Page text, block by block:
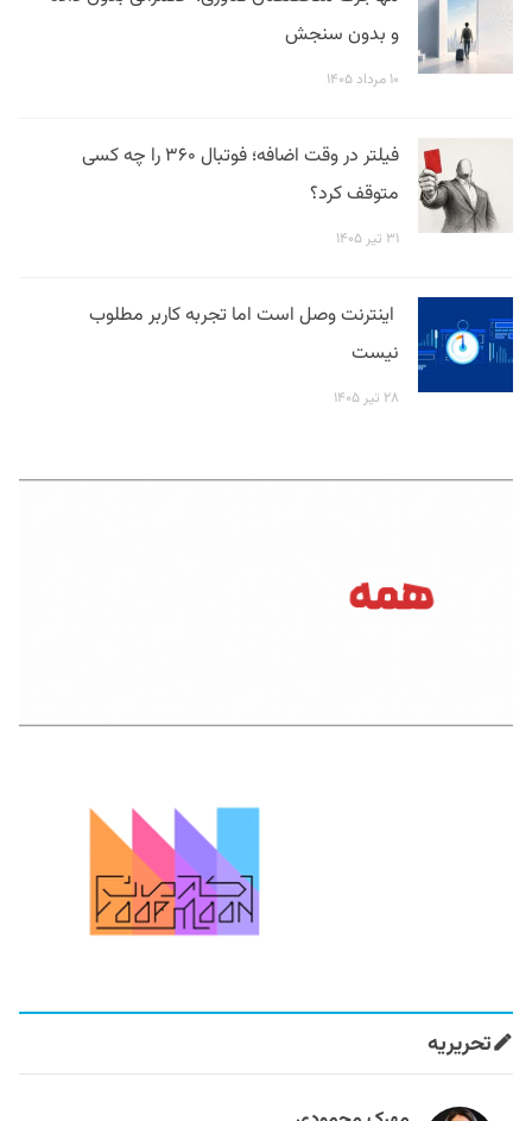
و بدون سنجش
۱۰ مرداد ۱۴۰۵
فیلتر در وقت اضافه؛ فوتبال ۳۶۰ را چه کسی
متوقف کرد؟
۳۱ تیر ۱۴۰۵
اینترنت وصل است اما تجربه کاربر مطلوب
نیست
۲۸ تیر ۱۴۰۵
تحریریه